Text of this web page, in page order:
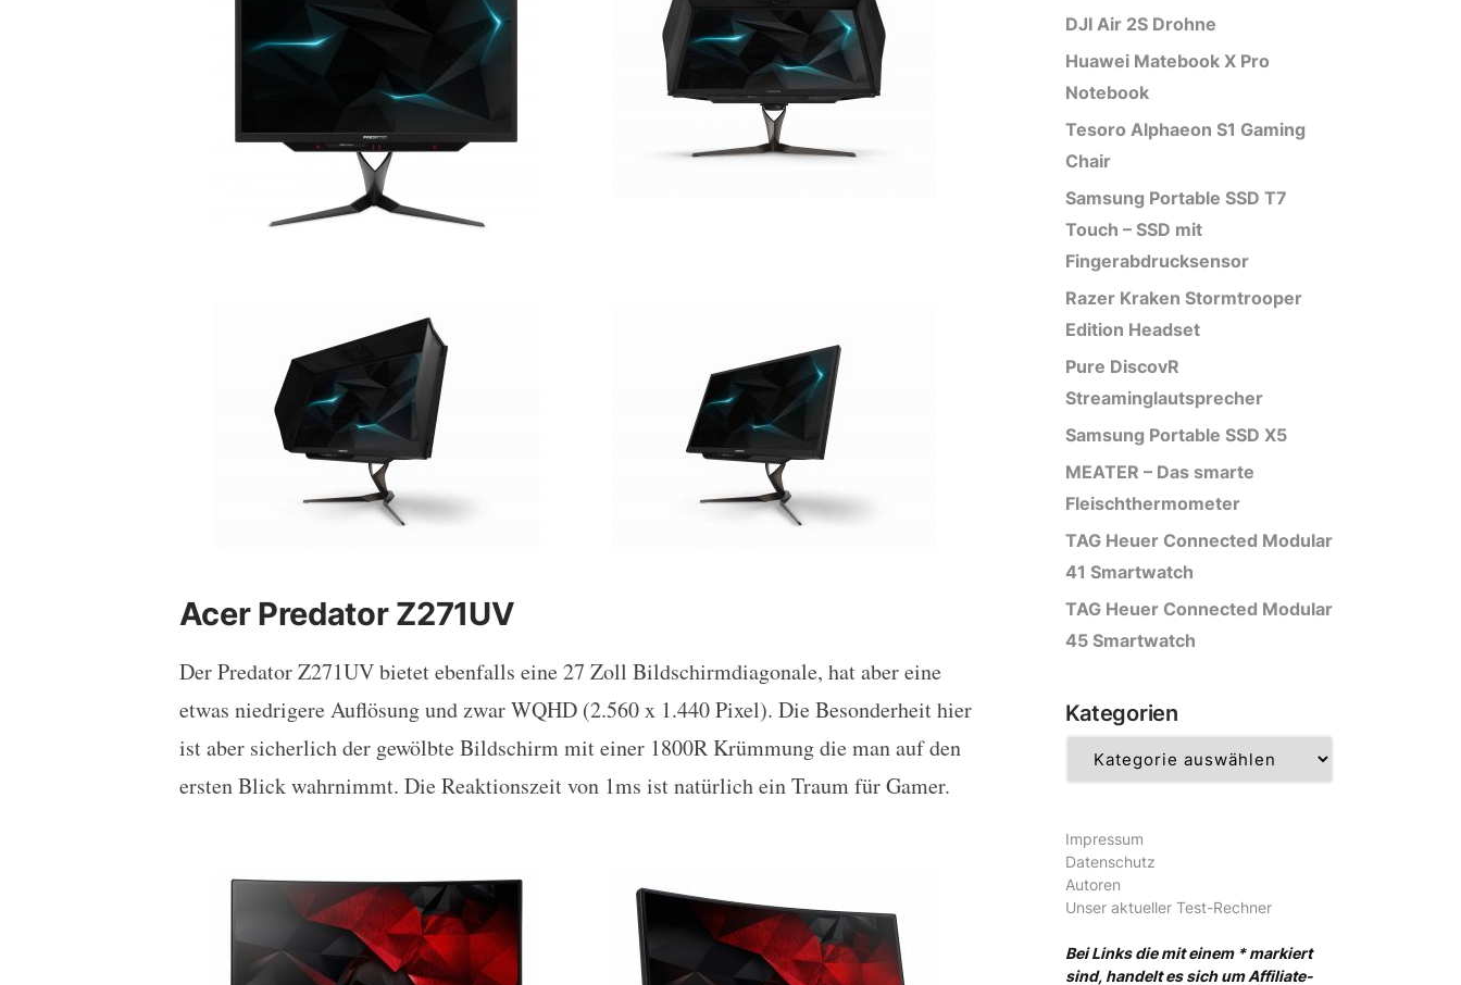
Acer Predator Z271UV
Der Predator Z271UV bietet ebenfalls eine 27 Zoll Bildschirmdiagonale, hat aber eine
etwas niedrigere Auflösung und zwar WQHD (2.560 x 1.440 Pixel). Die Besonderheit hier
ist aber sicherlich der gewölbte Bildschirm mit einer 1800R Krümmung die man auf den
ersten Blick wahrnimmt. Die Reaktionszeit von 1ms ist natürlich ein Traum für Gamer.
DJI Air 2S Drohne
Huawei Matebook X Pro
Notebook
Tesoro Alphaeon S1 Gaming
Chair
Samsung Portable SSD T7
Touch – SSD mit
Fingerabdrucksensor
Razer Kraken Stormtrooper
Edition Headset
Pure DiscovR
Streaminglautsprecher
Samsung Portable SSD X5
MEATER – Das smarte
Fleischthermometer
TAG Heuer Connected Modular
41 Smartwatch
TAG Heuer Connected Modular
45 Smartwatch
Kategorien
Impressum
Datenschutz
Autoren
Unser aktueller Test-Rechner
Bei Links die mit einem * markiert
sind, handelt es sich um Affiliate-